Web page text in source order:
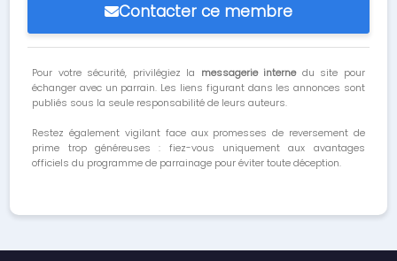
Contacter ce membre
Pour votre sécurité, privilégiez la messagerie internedu site pour
échanger avec un parrain. Les liens figurant dans les annonces sont
publiés sous la seule responsabilité de leurs auteurs.
Restez également vigilant face aux promesses de reversement de
prime trop généreuses : fiez-vous uniquement aux avantages
officiels du programme de parrainage pour éviter toute déception.